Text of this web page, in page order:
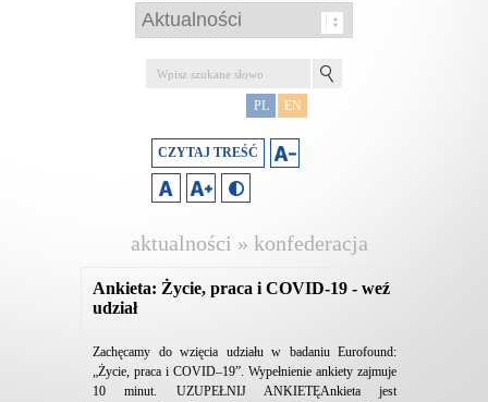
PL EN
CZYTAJ TREŚĆ
aktualności » konfederacja
Ankieta: Życie, praca i COVID-19 - weź
udział
Zachęcamy do wzięcia udziału w badaniu Eurofound:
„Życie, praca i COVID–19”. Wypełnienie ankiety zajmuje
10 minut. UZUPEŁNIJ ANKIETĘAnkieta jest